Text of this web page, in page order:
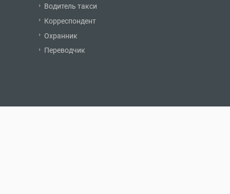
Водитель такси
Корреспондент
Охранник
Переводчик